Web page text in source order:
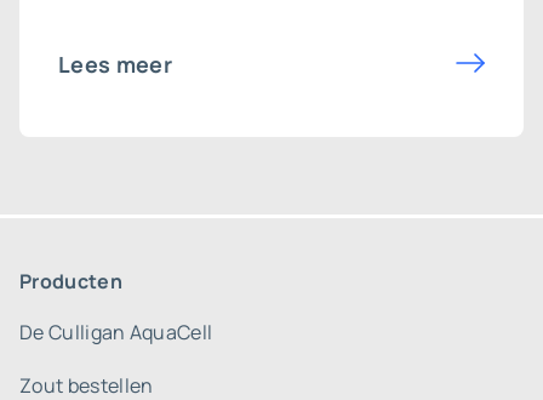
Lees meer
Producten
De Culligan AquaCell
Zout bestellen